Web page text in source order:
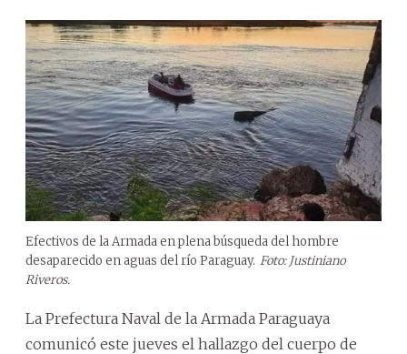
Efectivos de la Armada en plena búsqueda del hombre
desaparecido en aguas del río Paraguay. Foto: Justiniano
Riveros.
La Prefectura Naval de la Armada Paraguaya
comunicó este jueves el hallazgo del cuerpo de